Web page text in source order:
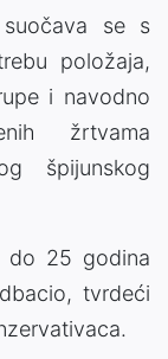
se s
položaja,
i navodno
žrtvama
špijunskog
do 25 godina
tvrdeći